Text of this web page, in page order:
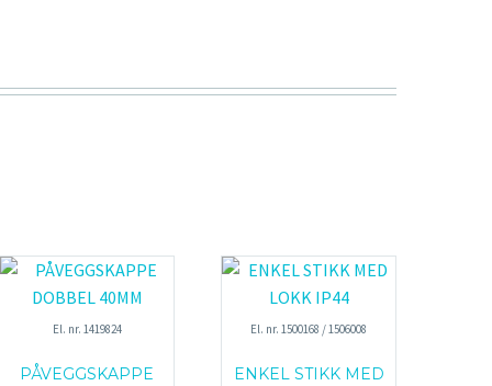
El. nr. 1419824
PÅVEGGSKAPPE
El. nr. 1500168 / 1506008
ENKEL STIKK MED